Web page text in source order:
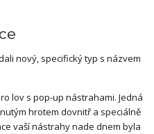
nový, specifický typ s názvem
lov s pop-up nástrahami. Jedná
hrotem dovnitř a speciálně
vaší nástrahy nade dnem byla